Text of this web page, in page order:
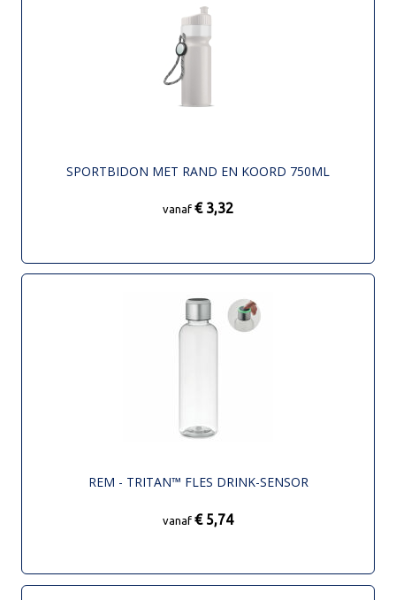
SPORTBIDON MET RAND EN KOORD 750ML
vanaf € 3,32
REM - TRITAN™ FLES DRINK-SENSOR
vanaf € 5,74